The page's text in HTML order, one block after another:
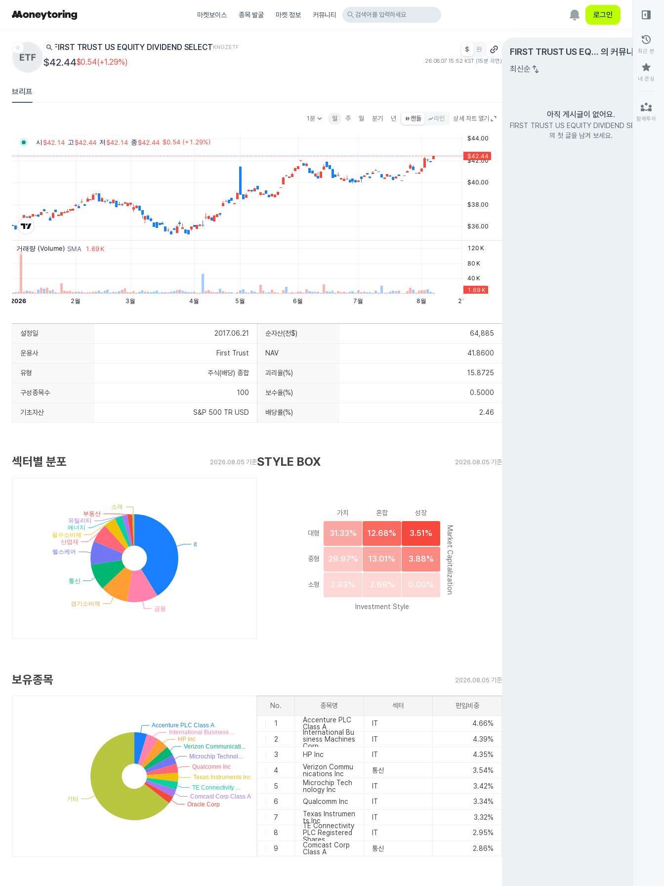
마켓보이스 종목 발굴 마켓 정보 커뮤니티 search 검색어를 입력하세요 로그인
star search FIRST TRUST US EQUITY DIVIDEND SELECTKNGZETF
$42.44$0.54(+1.29%)
$ 원
26.08.07 15:52 KST (15분 지연)
브리프
1분keyboard_arrow_down 일 주 월 분기 년 캔들 라인 상세 차트 열기
FIRST TRUST US EQUI
TY DIVIDEND SELECT
의 커뮤니티expand_circle_right
최신순 swap_vert
아직 게시글이 없어요.
FIRST TRUST US EQUITY DIVIDEND SELECT
의 첫 글을 남겨 보세요.
right_panel_open
history
최근 본
star
내 관심
partner_exchange
함께투자